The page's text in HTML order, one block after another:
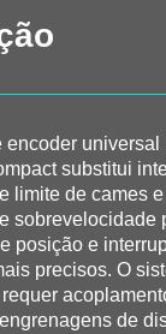
encoder universal
substitui
limite de cames
sobrevelocidade
posição e
precisos. O
de